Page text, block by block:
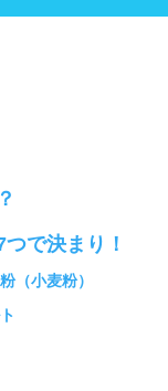
で決まり！
（小麦粉）